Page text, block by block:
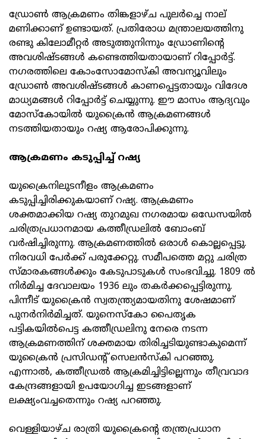
ഡ്രോണ്‍ ആക്രമണം തിങ്കളാഴ്ച പുലര്‍ച്ചെ നാല്
മണിക്കാണ് ഉണ്ടായത്. പ്രതിരോധ മന്ത്രാലയത്തിനു
രണ്ടു കിലോമീറ്റര്‍ അടുത്തുനിന്നും ഡ്രോണിന്റെ
അവശിഷ്ടങ്ങള്‍ കണ്ടെത്തിയതായാണ് റിപ്പോര്‍ട്ട്.
നഗരത്തിലെ കോംസോമോസ്‌കി അവന്യൂവിലും
ഡ്രോണ്‍ അവശിഷ്ടങ്ങള്‍ കാണപ്പെട്ടതായും വിദേശ
മാധ്യമങ്ങള്‍ റിപ്പോര്‍ട്ട് ചെയ്യുന്നു. ഈ മാസം ആദ്യവും
മോസ്‌കോയില്‍ യുക്രൈന്‍ ആക്രമണങ്ങള്‍
നടത്തിയതായും റഷ്യ ആരോപിക്കുന്നു.
ആക്രമണം കടുപ്പിച്ച് റഷ്യ
യുക്രൈനിലുടനീളം ആക്രമണം
കടുപ്പിച്ചിരിക്കുകയാണ് റഷ്യ. ആക്രമണം
ശക്തമാക്കിയ റഷ്യ തുറമുഖ നഗരമായ ഒഡേസയില്‍
ചരിത്രപ്രധാനമായ കത്തീഡ്രലില്‍ ബോംബ്
വര്‍ഷിച്ചിരുന്നു. ആക്രമണത്തില്‍ ഒരാള്‍ കൊല്ലപ്പെട്ടു.
നിരവധി പേര്‍ക്ക് പരുക്കേറ്റു. സമീപത്തെ മറ്റു ചരിത്ര
സ്മാരകങ്ങള്‍ക്കും കേടുപാടുകള്‍ സംഭവിച്ചു. 1809 ല്‍
നിര്‍മിച്ച ദേവാലയം 1936 ലും തകര്‍ക്കപ്പെട്ടിരുന്നു.
പിന്നീട് യുക്രൈന്‍ സ്വതന്ത്ര്യമായതിനു ശേഷമാണ്
പുനര്‍നിര്‍മിച്ചത്. യുനെസ്‌കോ പൈതൃക
പട്ടികയില്‍പെട്ട കത്തീഡ്രലിനു നേരെ നടന്ന
ആക്രമണത്തിന് ശക്തമായ തിരിച്ചടിയുണ്ടാകുമെന്ന്
യുക്രൈന്‍ പ്രസിഡന്റ് സെലന്‍സ്‌കി പറഞ്ഞു.
എന്നാല്‍, കത്തീഡ്രല്‍ ആക്രമിച്ചിട്ടില്ലെന്നും തീവ്രവാദ
കേന്ദ്രങ്ങളായി ഉപയോഗിച്ച ഇടങ്ങളാണ്
ലക്ഷ്യംവച്ചതെന്നും റഷ്യ പറഞ്ഞു.
വെള്ളിയാഴ്ച രാത്രി യുക്രൈന്റെ തന്ത്രപ്രധാന